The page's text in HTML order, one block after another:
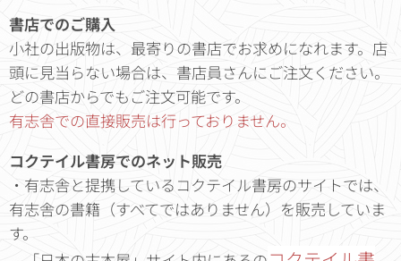
書店でのご購入
小社の出版物は、最寄りの書店でお求めになれます。店
頭に見当らない場合は、書店員さんにご注文ください。
どの書店からでもご注文可能です。
有志舎での直接販売は行っておりません。
コクテイル書房でのネット販売
・有志舎と提携しているコクテイル書房のサイトでは、
有志舎の書籍（すべてではありません）を販売していま
す。